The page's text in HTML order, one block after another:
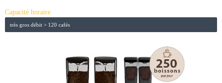
Capacité horaire
très gros débit > 120 cafés